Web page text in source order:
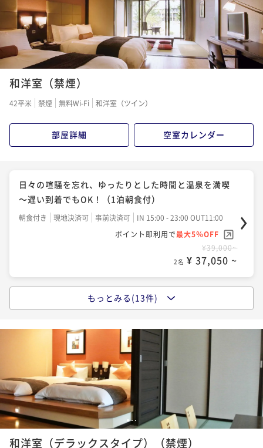
¥41,600~
2名 ¥ 39,520 ~
【早得60】早め予約で2000円引き【季-toki-】『少量
美味』旬を味わうライト和食コース
¥45,600~
2名 ¥ 43,320 ~
【ホテル1番人気】源泉かけ流し温泉で満喫！和洋食ブ
ッフェ・バイキングプラン
二食付き 現地決済可 事前決済可
IN 15:00 - 19:00 OUT11:00
ポイント即利用で 最大5％OFF
¥45,600~
2名 ¥ 43,320 ~
【早得60】早め予約で2000円引！【飲み放題付】飲ん
で食べて満腹！満足！ブッフェ・バイキングプラン
二食付き 現地決済可 事前決済可
IN 15:00 - 19:00 OUT11:00
ポイント即利用で
最大5％OFF
¥46,000~
¥ 43,700 ~
【早得60】早め予約で2000円引き【炎-homura-】選
べるメイン！ステーキ＆グリル洋食コース
和洋室（禁煙）
42平米 禁煙 無料Wi-Fi 和洋室（ツイン）
部屋詳細 空室カレンダー
日々の喧騒を忘れ、ゆったりとした時間と温泉を満喫
～遅い到着でもOK！（1泊朝食付）
朝食付き 現地決済可 事前決済可
IN 15:00 - 23:00 OUT11:00
ポイント即利用で最大5％OFF
¥39,000~
2名 ¥ 37,050 ~
【早得60】早めの予約で2000円引！ホテル1番人気！
現地決済可 事前決済可
IN 15:00 - 19:00 OUT11:00
ポイント即利用で
最大5％OFF
¥46,600~
¥ 44,270 ~
【ホテル1番人気】源泉かけ流し温泉で満喫！和洋食ブ
ッフェ・バイキングプラン
もっとみる(13件)
12 3
和洋室（デラックスタイプ）（禁煙）